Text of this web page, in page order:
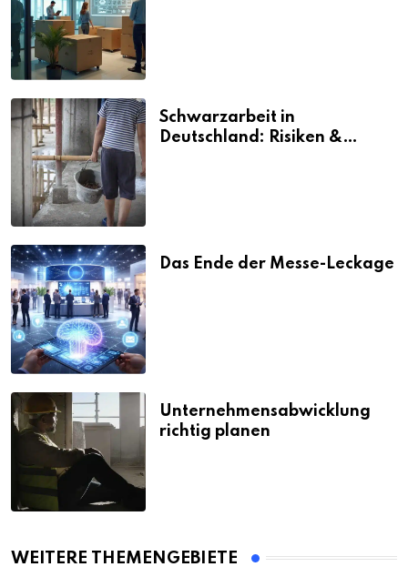
Schwarzarbeit in
Deutschland: Risiken &
Das Ende der Messe-Leckage
Unternehmensabwicklung
richtig planen
WEITERE THEMENGEBIETE